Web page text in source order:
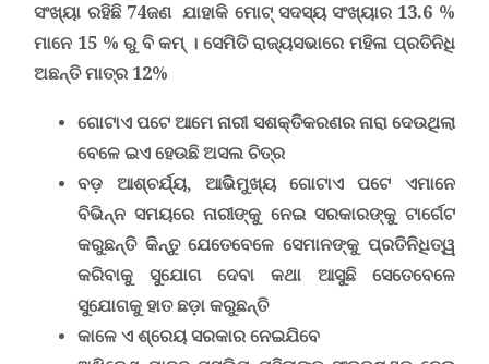
ସଂଖ୍ୟା ରହିଛି 74ଜଣ ଯାହାକି ମୋଟ୍ ସଦସ୍ୟ ସଂଖ୍ୟାର 13.6 %
ମାନେ 15 % ରୁ ବି କମ୍ । ସେମିତି ରାଜ୍ୟସଭାରେ ମହିଳା ପ୍ରତିନିଧି
ଅଛନ୍ତି ମାତ୍ର 12%
ଗୋଟାଏ ପଟେ ଆମେ ନାରୀ ସଶକ୍ତିକରଣର ନାରା ଦେଉଥିଲା
ବେଳେ ଇଏ ହେଉଛି ଅସଲ ଚିତ୍ର
ବଡ଼ ଆଶ୍ଚର୍ଯ୍ୟ, ଆଭିମୁଖ୍ୟ ଗୋଟାଏ ପଟେ ଏମାନେ
ବିଭିନ୍ନ ସମୟରେ ନାରୀଙ୍କୁ ନେଇ ସରକାରଙ୍କୁ ଟାର୍ଗେଟ
କରୁଛନ୍ତି କିନ୍ତୁ ଯେତେବେଳେ ସେମାନଙ୍କୁ ପ୍ରତିନିଧିତ୍ୱ
କରିବାକୁ ସୁଯୋଗ ଦେବା କଥା ଆସୁଛି ସେତେବେଳେ
ସୁଯୋଗକୁ ହାତ ଛଡ଼ା କରୁଛନ୍ତି
କାଳେ ଏ ଶ୍ରେୟ ସରକାର ନେଇଯିବେ